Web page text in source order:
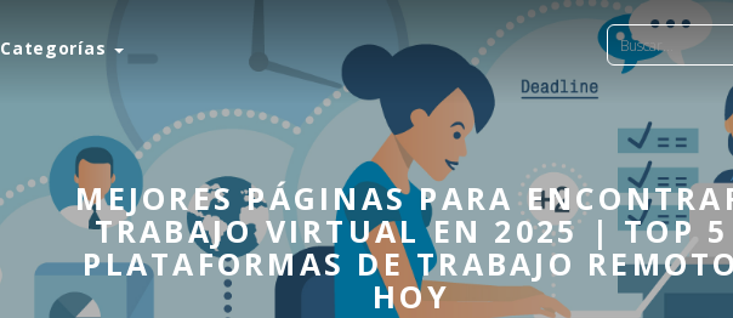
Categorías
MEJORES PÁGINAS PARA
TRABAJO VIRTUAL EN 2025 | TOP 5
PLATAFORMAS DE TRABAJO
HOY